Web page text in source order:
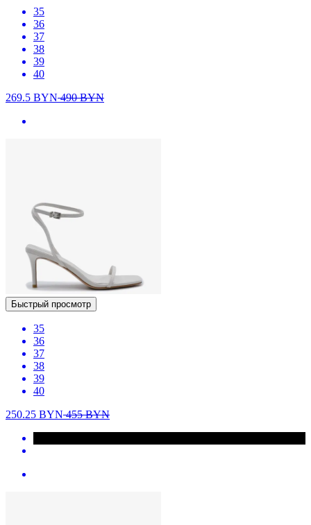
35
36
37
38
39
40
269.5 BYN490BYN
Быстрый просмотр
35
36
37
38
39
40
250.25 BYN455BYN